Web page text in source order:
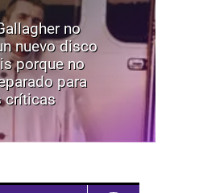
no
nuevo disco
porque no
para
críticas